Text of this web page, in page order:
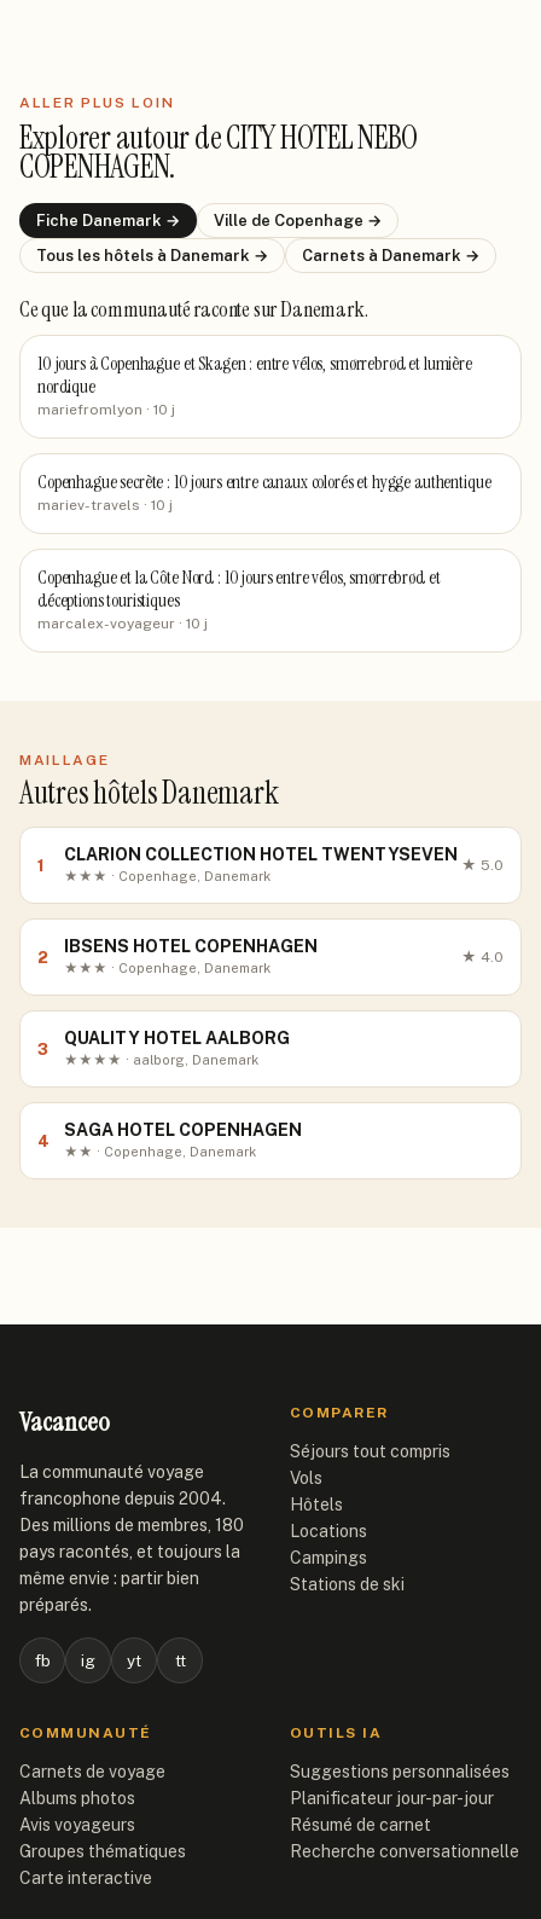
ALLER PLUS LOIN
Explorer autour deCITY HOTEL NEBO
COPENHAGEN.
Fiche Danemark → Ville de Copenhage →
Tous les hôtels à Danemark → Carnets à Danemark →
Ce que la communauté racontesur Danemark.
10 jours à Copenhague et Skagen : entre vélos, smørrebrød et lumière
nordique
mariefromlyon · 10 j
Copenhague secrète : 10 jours entre canaux colorés et hygge authentique
mariev-travels · 10 j
Copenhague et la Côte Nord : 10 jours entre vélos, smørrebrød et
déceptions touristiques
marcalex-voyageur · 10 j
MAILLAGE
Autres hôtels Danemark
1
CLARION COLLECTION HOTEL TWENTYSEVEN
★★★ · Copenhage, Danemark
★ 5.0
2
IBSENS HOTEL COPENHAGEN
★★★ · Copenhage, Danemark
★ 4.0
3
QUALITY HOTEL AALBORG
★★★★ · aalborg, Danemark
4
SAGA HOTEL COPENHAGEN
★★ · Copenhage, Danemark
Vacanceo
La communauté voyage
francophone depuis 2004.
Des millions de membres, 180
pays racontés, et toujours la
même envie : partir bien
préparés.
fb ig yt tt
COMPARER
Séjours tout compris
Vols
Hôtels
Locations
Campings
Stations de ski
COMMUNAUTÉ
Carnets de voyage
Albums photos
Avis voyageurs
Groupes thématiques
Carte interactive
OUTILS IA
Suggestions personnalisées
Planificateur jour-par-jour
Résumé de carnet
Recherche conversationnelle